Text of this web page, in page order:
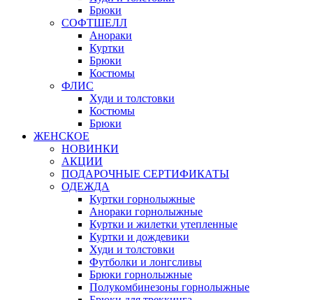
Брюки
СОФТШЕЛЛ
Анораки
Куртки
Брюки
Костюмы
ФЛИС
Худи и толстовки
Костюмы
Брюки
ЖЕНСКОЕ
НОВИНКИ
АКЦИИ
ПОДАРОЧНЫЕ СЕРТИФИКАТЫ
ОДЕЖДА
Куртки горнолыжные
Анораки горнолыжные
Куртки и жилетки утепленные
Куртки и дождевики
Худи и толстовки
Футболки и лонгсливы
Брюки горнолыжные
Полукомбинезоны горнолыжные